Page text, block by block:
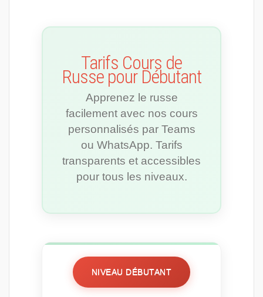
Tarifs Cours de
Russe pour Débutant
Apprenez le russe
facilement avec nos cours
personnalisés par Teams
ou WhatsApp. Tarifs
transparents et accessibles
pour tous les niveaux.
NIVEAU DÉBUTANT